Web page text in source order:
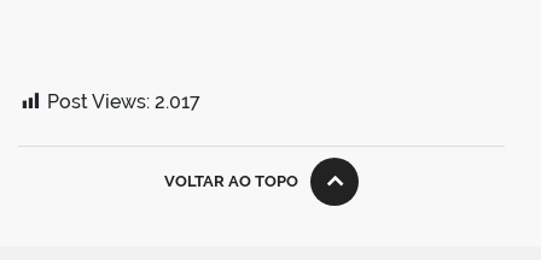
Post Views: 2.017
VOLTAR AO TOPO